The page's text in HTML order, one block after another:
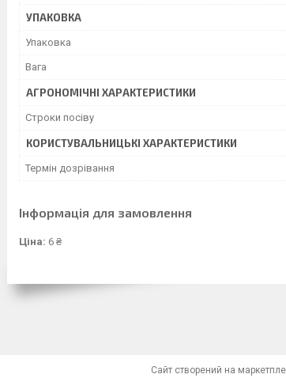
УПАКОВКА
Упаковка
Вага
АГРОНОМІЧНІ ХАРАКТЕРИСТИКИ
Строки посіву
КОРИСТУВАЛЬНИЦЬКІ ХАРАКТЕРИСТИКИ
Термін дозрівання
Інформація для замовлення
Ціна: 6 ₴
Сайт створений на